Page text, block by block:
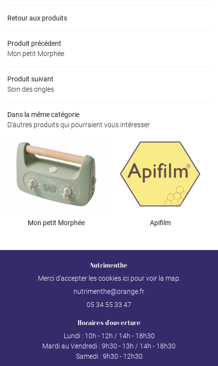
Retour aux produits
Produit précédent
Mon petit Morphée
Produit suivant
Soin des ongles
Dans la même catégorie
D'autres produits qui pourraient vous intéresser
Mon petit Morphée Apifilm
Nutrimenthe
Merci d'accepter les cookies ici pour voir la map.
05 34 55 33 47
Horaires d'ouverture
Lundi : 10h - 12h / 14h - 18h30
Mardi au Vendredi : 9h30 - 13h / 14h - 18h30
Samedi : 9h30 - 12h30